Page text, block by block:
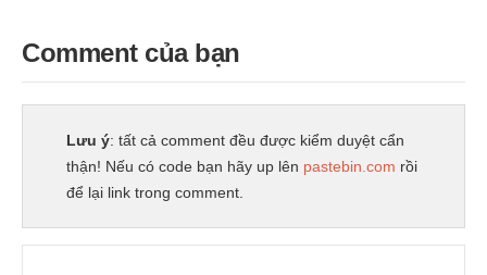
Comment của bạn
Lưu ý: tất cả comment đều được kiểm duyệt cẩn
thận! Nếu có code bạn hãy up lên pastebin.com rồi
để lại link trong comment.